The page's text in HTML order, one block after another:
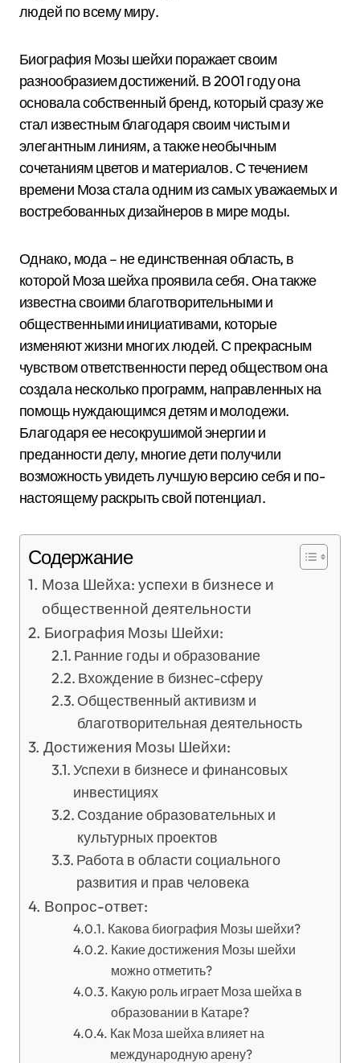
людей по всему миру.
Биография Мозы шейхи поражает своим
разнообразием достижений. В 2001 году она
основала собственный бренд, который сразу же
стал известным благодаря своим чистым и
элегантным линиям, а также необычным
сочетаниям цветов и материалов. С течением
времени Моза стала одним из самых уважаемых и
востребованных дизайнеров в мире моды.
Однако, мода – не единственная область, в
которой Моза шейха проявила себя. Она также
известна своими благотворительными и
общественными инициативами, которые
изменяют жизни многих людей. С прекрасным
чувством ответственности перед обществом она
создала несколько программ, направленных на
помощь нуждающимся детям и молодежи.
Благодаря ее несокрушимой энергии и
преданности делу, многие дети получили
возможность увидеть лучшую версию себя и по-
настоящему раскрыть свой потенциал.
Содержание
Моза Шейха: успехи в бизнесе и
общественной деятельности
Биография Мозы Шейхи:
Ранние годы и образование
Вхождение в бизнес-сферу
Общественный активизм и
благотворительная деятельность
Достижения Мозы Шейхи:
Успехи в бизнесе и финансовых
инвестициях
Создание образовательных и
культурных проектов
Работа в области социального
развития и прав человека
Вопрос-ответ:
Какова биография Мозы шейхи?
Какие достижения Мозы шейхи
можно отметить?
Какую роль играет Моза шейха в
образовании в Катаре?
Как Моза шейха влияет на
международную арену?